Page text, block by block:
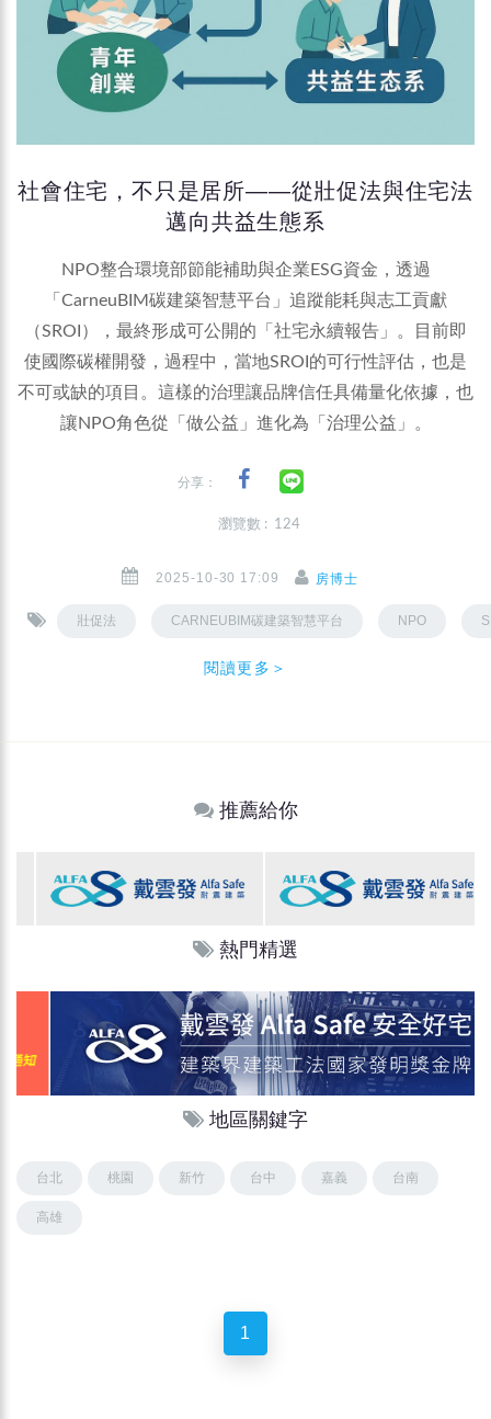
社會住宅，不只是居所——從壯促法與住宅法
邁向共益生態系
NPO整合環境部節能補助與企業ESG資金，透過
「CarneuBIM碳建築智慧平台」追蹤能耗與志工貢獻
（SROI），最終形成可公開的「社宅永續報告」。目前即
使國際碳權開發，過程中，當地SROI的可行性評估，也是
不可或缺的項目。這樣的治理讓品牌信任具備量化依據，也
讓NPO角色從「做公益」進化為「治理公益」。
分享：
瀏覽數 : 124
2025-10-30 17:09 房博士
壯促法 CARNEUBIM碳建築智慧平台 NPO
閱讀更多＞
推薦給你
熱門精選
地區關鍵字
台北 桃園 新竹 台中 嘉義 台南
高雄
1